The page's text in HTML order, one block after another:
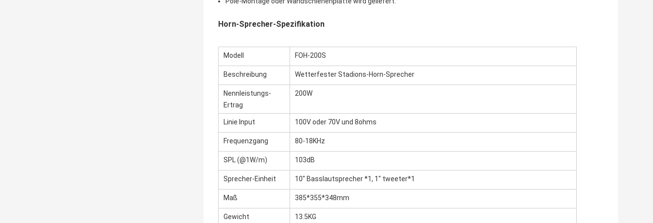
Horn-Sprecher-Spezifikation
Modell FOH-200S
Beschreibung Wetterfester Stadions-Horn-Sprecher
Nennleistungs-
Ertrag
200W
Linie Input 100V oder 70V und 8ohms
Frequenzgang 80-18KHz
SPL (@1W/m) 103dB
Sprecher-Einheit 10" Basslautsprecher *1, 1" tweeter*1
Maß 385*355*348mm
Gewicht 13.5KG